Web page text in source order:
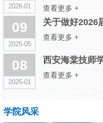
2026-01
查看更多 +
09
2025-05
关于做好2026
查看更多 +
08
2025-01
西安海棠技师
查看更多 +
学院风采